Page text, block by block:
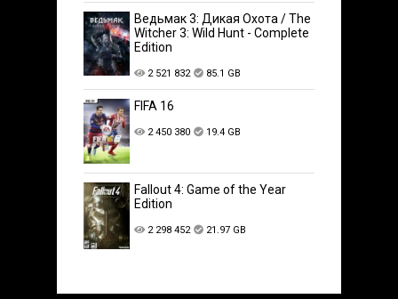
Ведьмак 3: Дикая Охота / The
Witcher 3: Wild Hunt - Complete
Edition
2 521 832 85.1 GB
FIFA 16
2 450 380 19.4 GB
Fallout 4: Game of the Year
Edition
2 298 452 21.97 GB